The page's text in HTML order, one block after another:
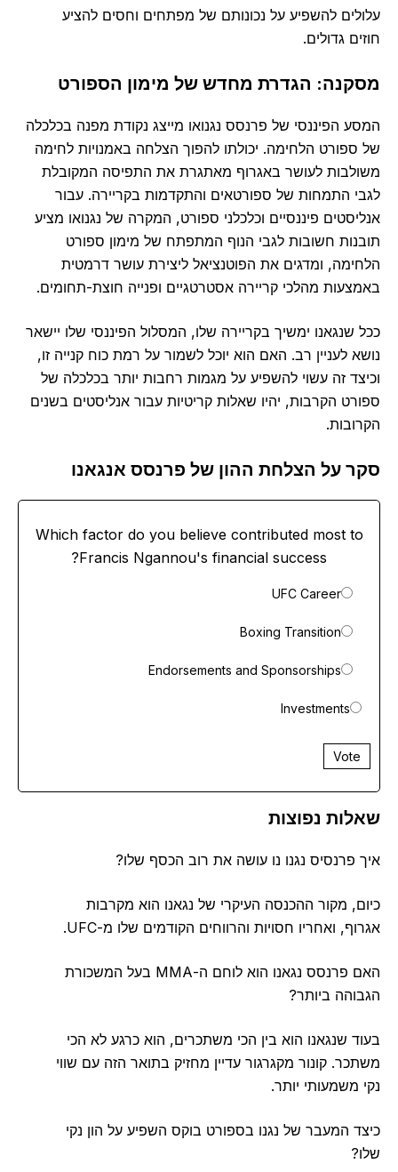
עלולים להשפיע על נכונותם של מפתחים וחסים להציע
חוזים גדולים.
מסקנה: הגדרת מחדש של מימון הספורט
המסע הפיננסי של פרנסס נגנואו מייצג נקודת מפנה בכלכלה
של ספורט הלחימה. יכולתו להפוך הצלחה באמנויות לחימה
משולבות לעושר באגרוף מאתגרת את התפיסה המקובלת
לגבי התמחות של ספורטאים והתקדמות בקריירה. עבור
אנליסטים פיננסיים וכלכלני ספורט, המקרה של נגנואו מציע
תובנות חשובות לגבי הנוף המתפתח של מימון ספורט
הלחימה, ומדגים את הפוטנציאל ליצירת עושר דרמטית
באמצעות מהלכי קריירה אסטרטגיים ופנייה חוצת-תחומים.
ככל שנגאנו ימשיך בקריירה שלו, המסלול הפיננסי שלו יישאר
נושא לעניין רב. האם הוא יוכל לשמור על רמת כוח קנייה זו,
וכיצד זה עשוי להשפיע על מגמות רחבות יותר בכלכלה של
ספורט הקרבות, יהיו שאלות קריטיות עבור אנליסטים בשנים
הקרובות.
סקר על הצלחת ההון של פרנסס אנגאנו
Which factor do you believe contributed most to
Francis Ngannou's financial success?
UFC Career
Boxing Transition
Endorsements and Sponsorships
Investments
Vote
שאלות נפוצות
איך פרנסיס נגנו נו עושה את רוב הכסף שלו?
כיום, מקור ההכנסה העיקרי של נגאנו הוא מקרבות
אגרוף, ואחריו חסויות והרווחים הקודמים שלו מ-UFC.
האם פרנסס נגאנו הוא לוחם ה-MMA בעל המשכורת
הגבוהה ביותר?
בעוד שנגאנו הוא בין הכי משתכרים, הוא כרגע לא הכי
משתכר. קונור מקגרגור עדיין מחזיק בתואר הזה עם שווי
נקי משמעותי יותר.
כיצד המעבר של נגנו בספורט בוקס השפיע על הון נקי
שלו?